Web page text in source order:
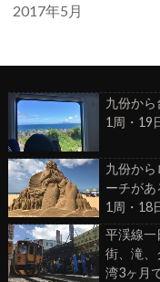
2017年5月
九份か
1周・19
九份か
ーチが
1周・18
平渓線一
街、滝、
湾3ヶ月